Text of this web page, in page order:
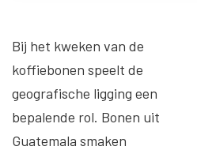
Bij het kweken van de
koffiebonen speelt de
geografische ligging een
bepalende rol. Bonen uit
Guatemala smaken